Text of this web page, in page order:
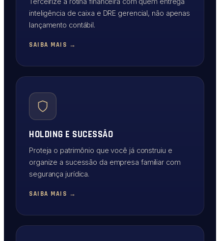
inteligência de caixa e DRE gerencial, não apenas
lançamento contábil.
SAIBA MAIS →
HOLDING E SUCESSÃO
Proteja o patrimônio que você já construiu e
organize a sucessão da empresa familiar com
segurança jurídica.
SAIBA MAIS →